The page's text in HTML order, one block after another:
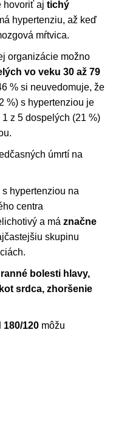
hovoriť aj tichý
hypertenziu, až keď
mŕtvica.
organizácie možno
vo veku 30 až 79
% si neuvedomuje, že
%) s hypertenziou je
z 5 dospelých (21 %)
úmrtí na
hypertenziou na
centra
a má značne
skupinu
ranné bolesti hlavy,
srdca, zhoršenie
120 môžu